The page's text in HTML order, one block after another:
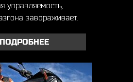
управляемость,
завораживает.
ПОДРОБНЕЕ